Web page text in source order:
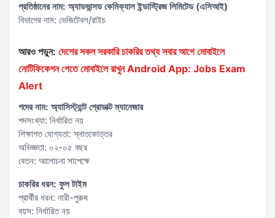
প্রতিষ্ঠানের নাম: অ্যাডভান্সড কেমিক্যাল ইন্ডাস্ট্রিজ লিমিটেড (এসিআই)
বিভাগের নাম: ভেজিটেবল/রাইচ
আরও পড়ুন: দেশের সকল সরকারি চাকরির তথ্য সবার আগে মোবাইলে
নোটিফিকেশন পেতে মোবাইলে রাখুন Android App: Jobs Exam
Alert
পদের নাম: অ্যাসিস্ট্যান্ট প্রোডাক্ট ম্যানেজার
পদসংখ্যা: নির্ধারিত নয়
শিক্ষাগত যোগ্যতা: স্নাতকোত্তর
অভিজ্ঞতা: ০২-০৫ বছর
বেতন: আলোচনা সাপেক্ষে
চাকরির ধরন: ফুল টাইম
প্রার্থীর ধরন: নারী-পুরুষ
বয়স: নির্ধারিত নয়